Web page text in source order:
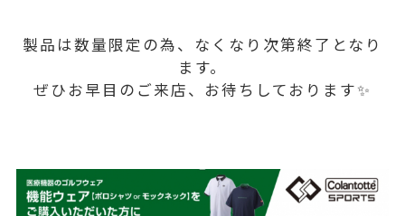
製品は数量限定の為、なくなり次第終了となり
ます。
ぜひお早目のご来店、お待ちしております✨